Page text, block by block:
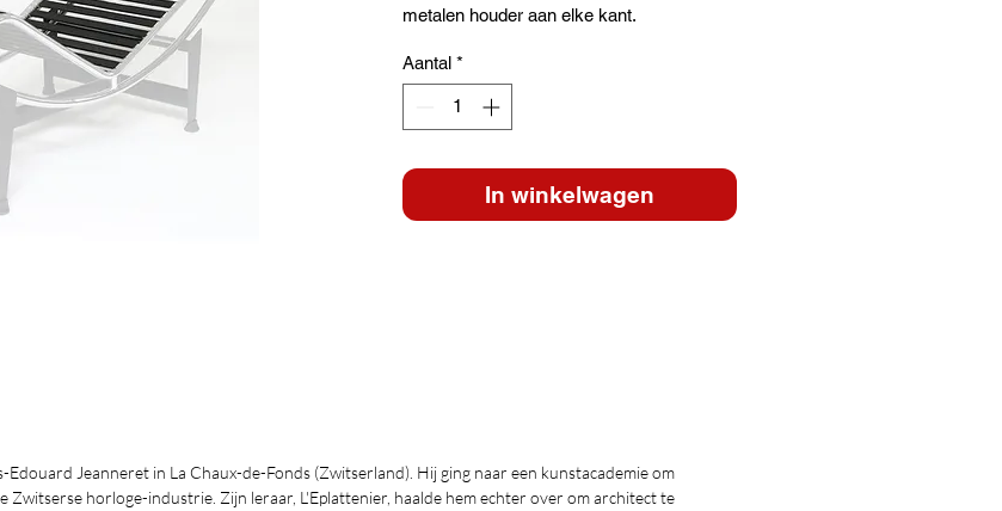
metalen houder aan elke kant.
Aantal *
In winkelwagen
Jeanneret in La Chaux-de-Fonds (Zwitserland). Hij ging naar een kunstacademie om
horloge-industrie. Zijn leraar, L'Eplattenier, haalde hem echter over om architect te